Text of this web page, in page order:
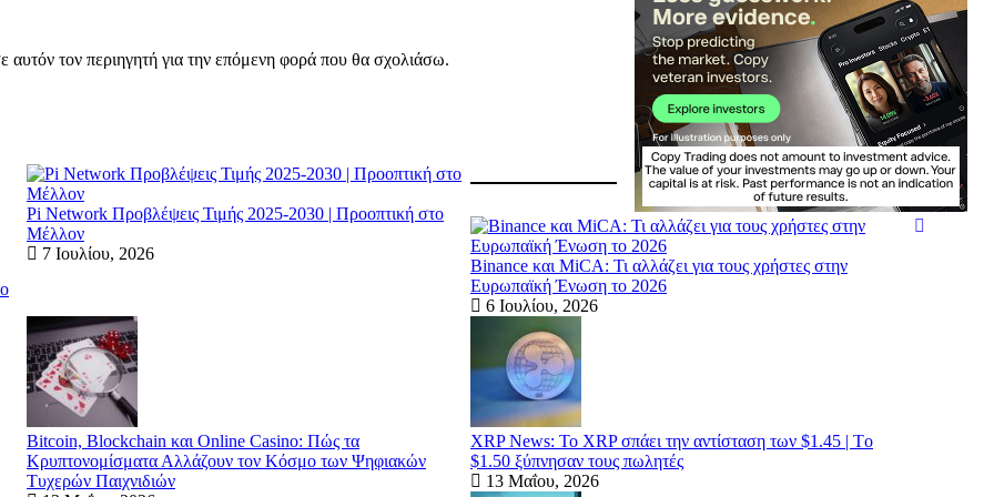
τον περιηγητή για την επόμενη φορά που θα σχολιάσω.
Pi Network Προβλέψεις Τιμής 2025-2030 | Προοπτική στο
Μέλλον
7 Ιουλίου, 2026
Binance και MiCA: Τι αλλάζει για τους χρήστες στην
Ευρωπαϊκή Ένωση το 2026
6 Ιουλίου, 2026
Bitcoin, Blockchain και Online Casino: Πώς τα
Κρυπτονομίσματα Αλλάζουν τον Κόσμο των Ψηφιακών
Τυχερών Παιχνιδιών
XRP News: Το XRP σπάει την αντίσταση των $1.45 | Τo
$1.50 ξύπνησαν τους πωλητές
13 Μαΐου, 2026